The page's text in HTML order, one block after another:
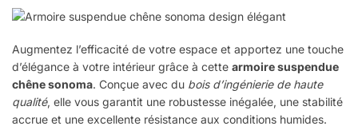
Augmentez l’efficacité de votre espace et apportez une touche
d’élégance à votre intérieur grâce à cette armoire suspendue
chêne sonoma. Conçue avec du bois d’ingénierie de haute
qualité, elle vous garantit une robustesse inégalée, une stabilité
accrue et une excellente résistance aux conditions humides.